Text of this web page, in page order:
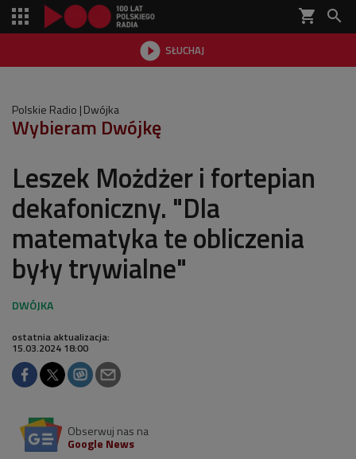
shopping_cart 
 SŁUCHAJ

Polskie Radio Dwójka
Wybieram Dwójkę
Leszek Możdżer i fortepian
dekafoniczny. "Dla
matematyka te obliczenia
były trywialne"
ostatnia aktualizacja:
15.03.2024 18:00
Obserwuj nas na
Google News